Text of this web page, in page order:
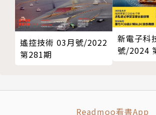
遙控技術 03月號/2022
第281期
新電子科
號/2024
Readmoo看書App